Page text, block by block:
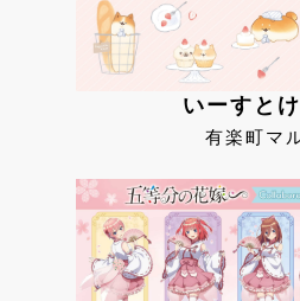
いーすとけ
有楽町マ